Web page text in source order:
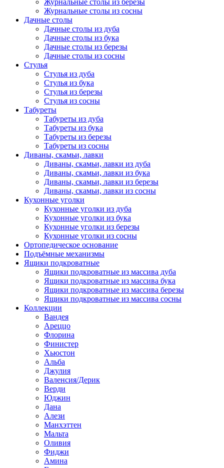
Журнальные столы из березы
Журнальные столы из сосны
Дачные столы
Дачные столы из дуба
Дачные столы из бука
Дачные столы из березы
Дачные столы из сосны
Стулья
Стулья из дуба
Стулья из бука
Стулья из березы
Стулья из сосны
Табуреты
Табуреты из дуба
Табуреты из бука
Табуреты из березы
Табуреты из сосны
Диваны, скамьи, лавки
Диваны, скамьи, лавки из дуба
Диваны, скамьи, лавки из бука
Диваны, скамьи, лавки из березы
Диваны, скамьи, лавки из сосны
Кухонные уголки
Кухонные уголки из дуба
Кухонные уголки из бука
Кухонные уголки из березы
Кухонные уголки из сосны
Ортопедическое основание
Подъёмные механизмы
Ящики подкроватные
Ящики подкроватные из массива дуба
Ящики подкроватные из массива бука
Ящики подкроватные из массива березы
Ящики подкроватные из массива сосны
Коллекции
Вандея
Ареццо
Флорина
Финистер
Хьюстон
Альба
Джулия
Валенсия/Дерик
Верди
Юджин
Дана
Алези
Манхэттен
Мальта
Оливия
Фиджи
Амина